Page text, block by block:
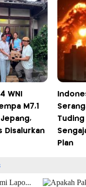
WNI
M7,1
Disalurkan
Tuding
Plan